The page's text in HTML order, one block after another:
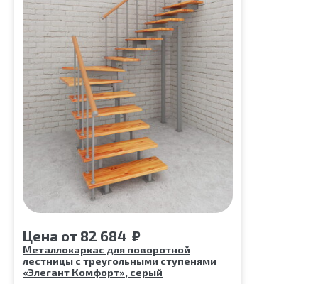
Цена от 82 684 ₽
Металлокаркас для поворотной
лестницы с треугольными ступенями
«Элегант Комфорт», серый